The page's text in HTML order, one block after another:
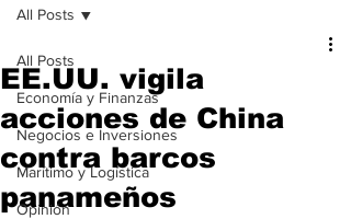
All Posts
Economía y Finanzas
Negocios e Inversiones
Marítimo y Logística
Opinión
All Posts
EE.UU. vigila
acciones de China
contra barcos
panameños